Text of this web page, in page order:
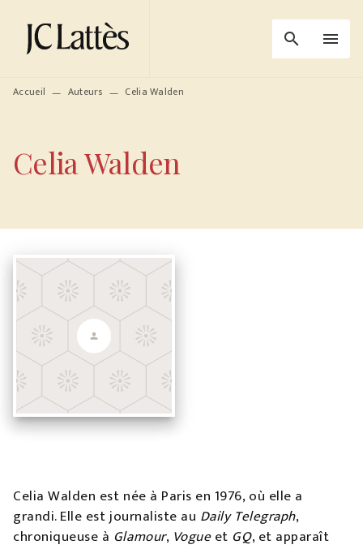
MENU RECHERCHE
PIED DE PAGE
search menu
Accueil — Auteurs — Celia Walden
Celia Walden
Celia Walden est née à Paris en 1976, où elle a
grandi. Elle est journaliste au Daily Telegraph,
chroniqueuse à Glamour, Vogueet GQ, et apparaît